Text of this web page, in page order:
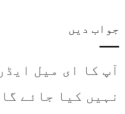
جواب دیں
آپ کا ای میل
نہیں کیا جائے